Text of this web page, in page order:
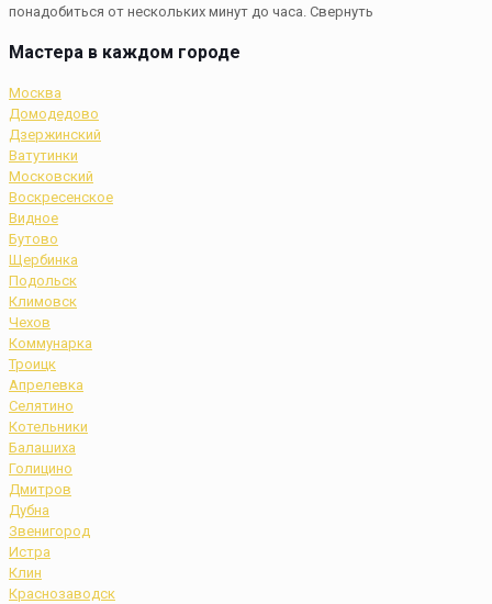
понадобиться от нескольких минут до часа. Свернуть
Мастера в каждом городе
Москва
Домодедово
Дзержинский
Ватутинки
Московский
Воскресенское
Видное
Бутово
Щербинка
Подольск
Климовск
Чехов
Коммунарка
Троицк
Апрелевка
Селятино
Котельники
Балашиха
Голицино
Дмитров
Дубна
Звенигород
Истра
Клин
Краснозаводск